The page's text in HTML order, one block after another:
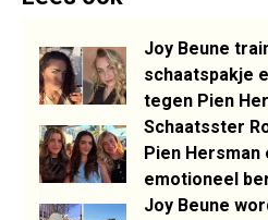
Joy Beune
schaatspakje
tegen Pien
Schaatsster
Pien Hersman
emotioneel
Joy Beune